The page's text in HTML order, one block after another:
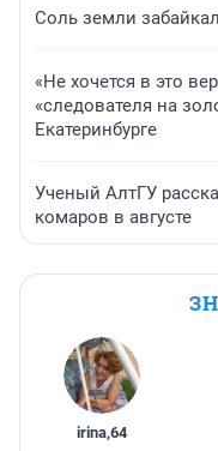
Соль земли
«Не хочется в это
«следователя на
Екатеринбурге
Ученый АлтГУ
комаров в августе
irina,64